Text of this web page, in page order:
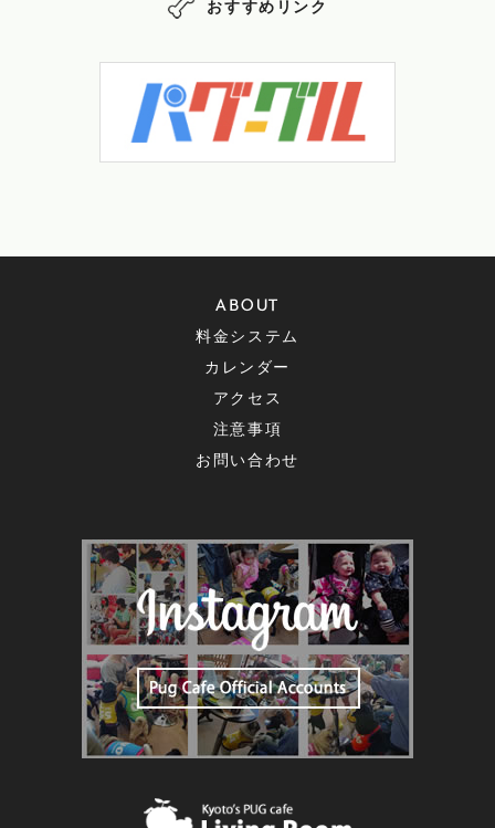
おすすめリンク
ABOUT
料金システム
カレンダー
アクセス
注意事項
お問い合わせ